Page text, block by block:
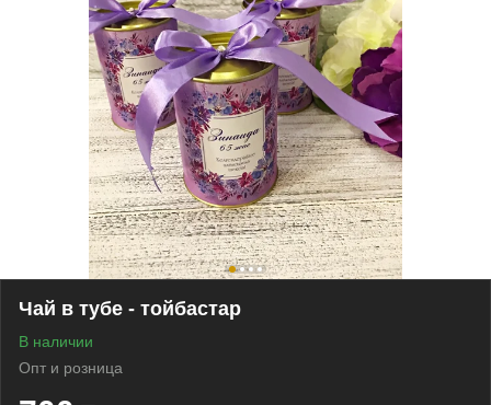
Чай в тубе - тойбастар
В наличии
Опт и розница